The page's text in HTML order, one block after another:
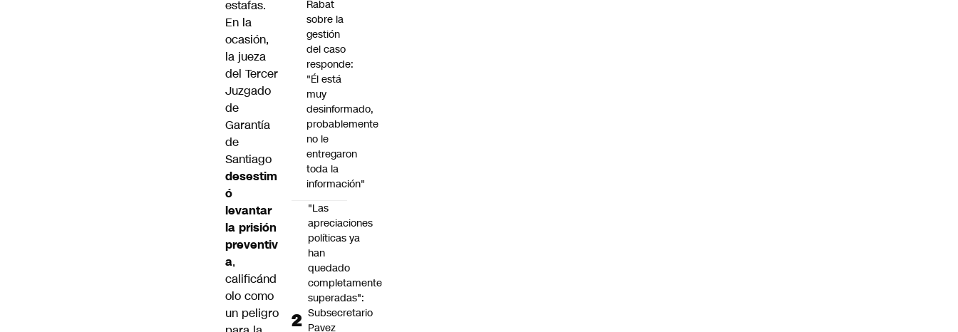
estafas.
En la
ocasión,
la jueza
del Tercer
Juzgado
de
Garantía
de
Santiago
desestim
ó
levantar
la prisión
preventiv
a,
calificánd
olo como
un peligro
Rabat
sobre la
gestión
del caso
responde:
"Él está
muy
desinformado,
probablemente
no le
entregaron
toda la
información"
"Las
apreciaciones
políticas ya
han
quedado
completamente
superadas":
Subsecretario
Pavez